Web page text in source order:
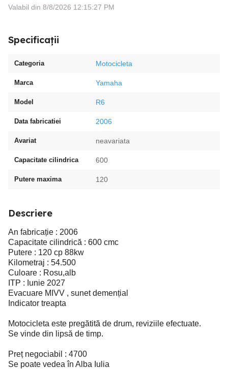
Valabil din 8/8/2026 12:15:27 PM
Specificații
Categoria Motocicleta
Marca Yamaha
Model R6
Data fabricatiei 2006
Avariat neavariata
Capacitate cilindrica 600
Putere maxima 120
Descriere
An fabricație : 2006
Capacitate cilindrică : 600 cmc
Putere : 120 cp 88kw
Kilometraj : 54.500
Culoare : Rosu,alb
ITP : Iunie 2027
Evacuare MIVV , sunet demențial
Indicator treapta
Motocicleta este pregătită de drum, reviziile efectuate.
Se vinde din lipsă de timp.
Preț negociabil : 4700
Se poate vedea în Alba Iulia